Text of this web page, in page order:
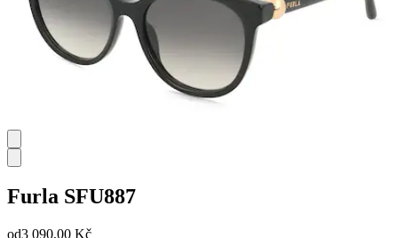
Furla SFU887
od3 090,00 Kč